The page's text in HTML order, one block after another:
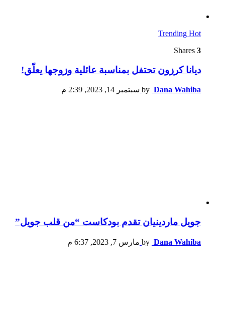
Trending Hot
3
ديانا كرزون تحتفل بمناسبة عائلية وزوجها يعلّق!
by Dana Wahiba سبتمبر 14, 2023, 2:39 م
جويل ماردينيان تقدم بودكاست “من قلب جويل”
by Dana Wahiba مارس 7, 2023, 6:37 م